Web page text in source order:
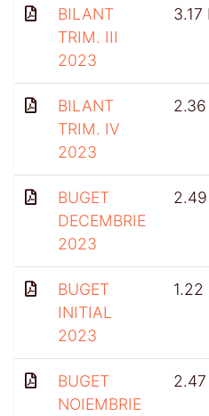
BILANT
TRIM. III
2023
3.17
BILANT
TRIM. IV
2023
BUGET
DECEMBRIE
2023
BUGET
INITIAL
2023
1.22
BUGET
NOIEMBRIE